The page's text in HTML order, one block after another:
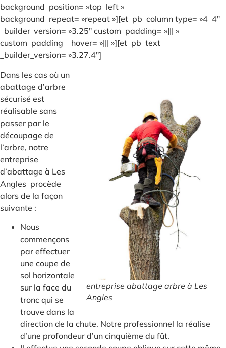
background_position= »top_left »
background_repeat= »repeat »][et_pb_column type= »4_4″
_builder_version= »3.25″ custom_padding= »||| »
custom_padding__hover= »||| »][et_pb_text
_builder_version= »3.27.4″]
entreprise abattage arbre à Les
Angles
Dans les cas où un
abattage d’arbre
sécurisé est
réalisable sans
passer par le
découpage de
l’arbre, notre
entreprise
d’abattage à Les
Angles procède
alors de la façon
suivante :
Nous
commençons
par effectuer
une coupe de
sol horizontale
sur la face du
tronc qui se
trouve dans la
direction de la chute. Notre professionnel la réalise
d’une profondeur d’un cinquième du fût.